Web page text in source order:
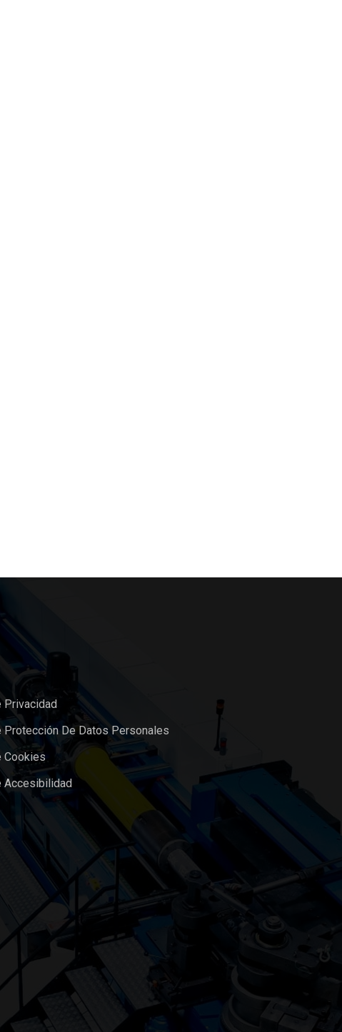
Privacidad
Protección De Datos Personales
Cookies
Accesibilidad